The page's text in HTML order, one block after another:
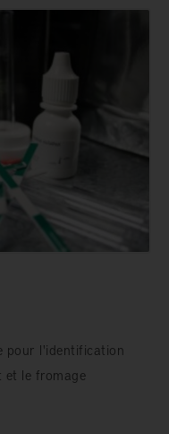
pour l'identification
et le fromage